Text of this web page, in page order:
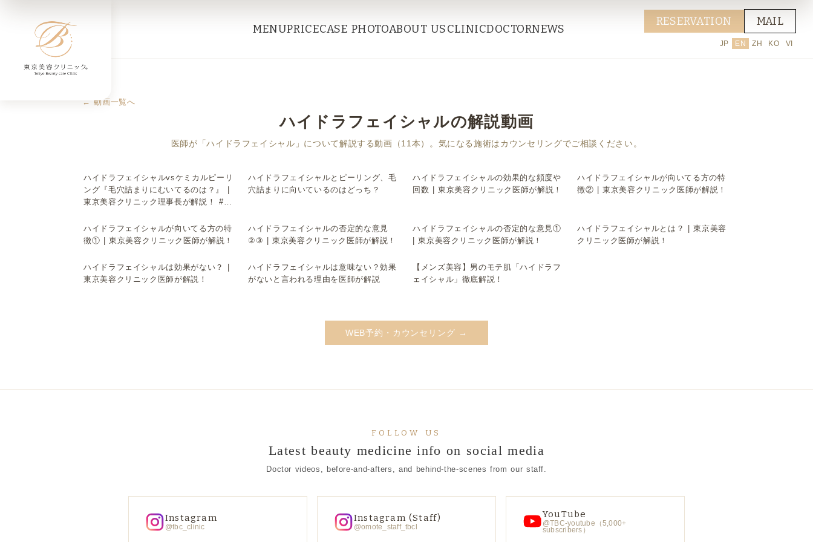
MENUPRICECASE PHOTOABOUT USCLINICDOCTORNEWS
RESERVATION MAIL
JP EN ZH KO VI
← 動画一覧へ
ハイドラフェイシャルの解説動画
医師が「ハイドラフェイシャル」について解説する動画（11本）。気になる施術はカウンセリングでご相談ください。
▶
ハイドラフェイシャルvsケミカルピーリ
ング『毛穴詰まりにむいてるのは？』 |
東京美容クリニック理事長が解説！ #美
▶
ハイドラフェイシャルとピーリング、毛
穴詰まりに向いているのはどっち？
▶
ハイドラフェイシャルの効果的な頻度や
回数 | 東京美容クリニック医師が解説！
▶
ハイドラフェイシャルが向いてる方の特
徴② | 東京美容クリニック医師が解説！
▶
ハイドラフェイシャルが向いてる方の特
徴① | 東京美容クリニック医師が解説！
▶
ハイドラフェイシャルの否定的な意見
②③ | 東京美容クリニック医師が解説！
▶
ハイドラフェイシャルの否定的な意見①
| 東京美容クリニック医師が解説！
▶
ハイドラフェイシャルとは？ | 東京美容
クリニック医師が解説！
▶
ハイドラフェイシャルは効果がない？ |
東京美容クリニック医師が解説！
▶
ハイドラフェイシャルは意味ない？効果
がないと言われる理由を医師が解説
▶
【メンズ美容】男のモテ肌「ハイドラフ
ェイシャル」徹底解説！
WEB予約・カウンセリング →
FOLLOW US
Latest beauty medicine info on social media
Doctor videos, before-and-afters, and behind-the-scenes from our staff.
Instagram
@tbc_clinic
Instagram (Staff)
@omote_staff_tbcl
YouTube
@TBC-youtube（5,000+
subscribers）